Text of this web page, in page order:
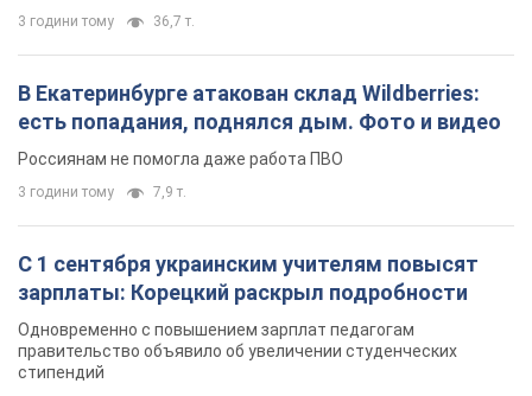
3 години тому 36,7 т.
В Екатеринбурге атакован склад Wildberries:
есть попадания, поднялся дым. Фото и видео
Россиянам не помогла даже работа ПВО
3 години тому 7,9 т.
С 1 сентября украинским учителям повысят
зарплаты: Корецкий раскрыл подробности
Одновременно с повышением зарплат педагогам
правительство объявило об увеличении студенческих
стипендий